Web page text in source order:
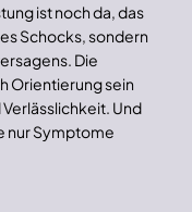
ist noch da, das
Schocks, sondern
Die
Orientierung sein
Und
nur Symptome